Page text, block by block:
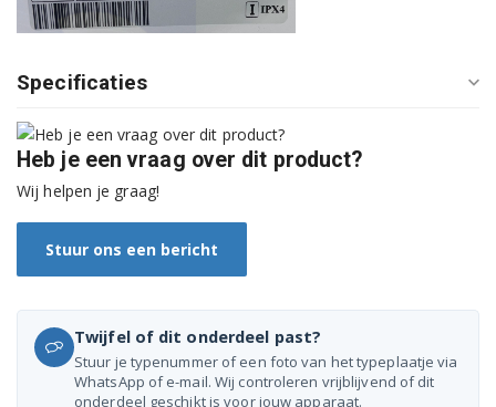
DH8535RX0 7188284340
DH8733GA0 7188231310
DH8736RX0 7188231320
DH9435RX0 7188285030
DH9552TXW 7188287610
DHS8312PA0 7188231930
Specificaties
Heb je een vraag over dit product?
Wij helpen je graag!
Stuur ons een bericht
Twijfel of dit onderdeel past?
Stuur je typenummer of een foto van het typeplaatje via
WhatsApp of e-mail. Wij controleren vrijblijvend of dit
onderdeel geschikt is voor jouw apparaat.